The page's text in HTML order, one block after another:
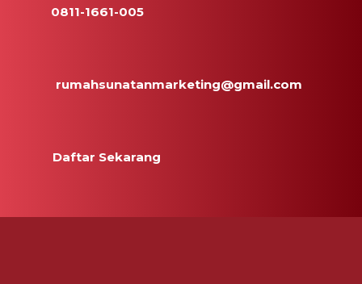
0811-1661-005
rumahsunatanmarketing@gmail.com
Daftar Sekarang